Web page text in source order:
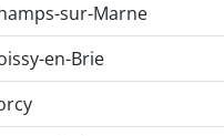
sur-Marne
en-Brie